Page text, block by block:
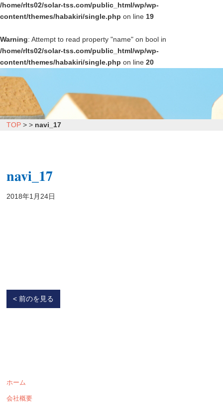
/home/rlts02/solar-tss.com/public_html/wp/wp-
content/themes/habakiri/single.php on line 19
Warning: Attempt to read property "name" on bool in
/home/rlts02/solar-tss.com/public_html/wp/wp-
content/themes/habakiri/single.php on line 20
TOP >> navi_17
navi_17
2018年1月24日
< 前のを見る
ホーム
会社概要